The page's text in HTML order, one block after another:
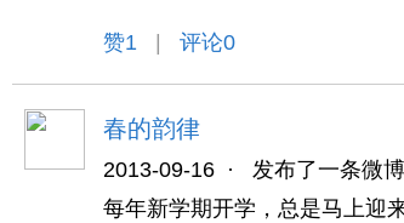
赞1 评论0
春的韵律
2013-09-16 ·
发布了一条微博
每年新学期开学，总是马上迎